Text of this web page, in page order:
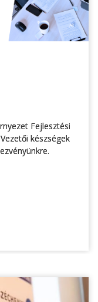
Fejlesztési
készségek